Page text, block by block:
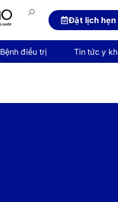
Đặt lịch hẹn
Bệnh điều trị Tin tức y